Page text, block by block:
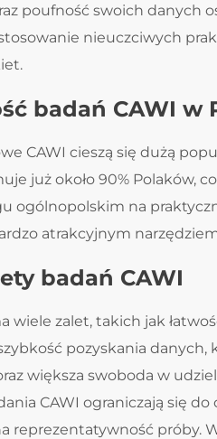
poufność swoich danych
nieuczciwych
badań CAWI w
CAWI cieszą się dużą
już około 90% Polaków,
ogólnopolskim na
atrakcyjnym
badań CAWI
wiele zalet, takich jak
pozyskania
większa swoboda w
CAWI ograniczają się
reprezentatywność próby.